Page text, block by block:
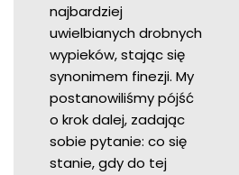
najbardziej
uwielbianych drobnych
wypieków, stając się
synonimem finezji. My
postanowiliśmy pójść
o krok dalej, zadając
sobie pytanie: co się
stanie, gdy do tej